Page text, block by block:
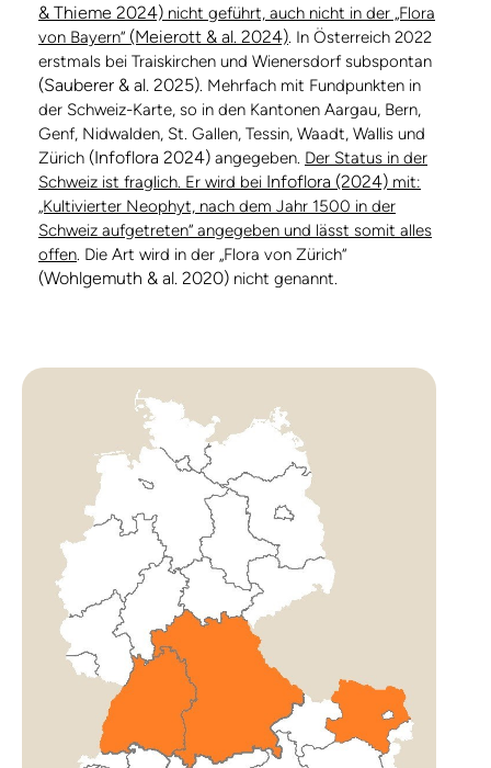
& Thieme 2024) nicht geführt, auch nicht in der „Flora
von Bayern“ (Meierott & al. 2024). In Österreich 2022
erstmals bei Traiskirchen und Wienersdorf subspontan
(Sauberer & al. 2025). Mehrfach mit Fundpunkten in
der Schweiz-Karte, so in den Kantonen Aargau, Bern,
Genf, Nidwalden, St. Gallen, Tessin, Waadt, Wallis und
Zürich (Infoflora 2024) angegeben. Der Status in der
Schweiz ist fraglich. Er wird bei Infoflora (2024) mit:
„Kultivierter Neophyt, nach dem Jahr 1500 in der
Schweiz aufgetreten“ angegeben und lässt somit alles
offen. Die Art wird in der „Flora von Zürich“
(Wohlgemuth & al. 2020) nicht genannt.